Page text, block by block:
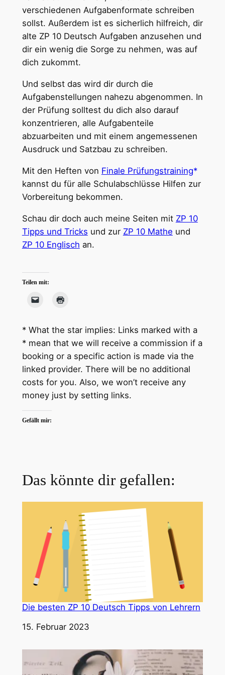
verschiedenen Aufgabenformate schreiben
sollst. Außerdem ist es sicherlich hilfreich, dir
alte ZP 10 Deutsch Aufgaben anzusehen und
dir ein wenig die Sorge zu nehmen, was auf
dich zukommt.
Und selbst das wird dir durch die
Aufgabenstellungen nahezu abgenommen. In
der Prüfung solltest du dich also darauf
konzentrieren, alle Aufgabenteile
abzuarbeiten und mit einem angemessenen
Ausdruck und Satzbau zu schreiben.
Mit den Heften von Finale Prüfungstraining
kannst du für alle Schulabschlüsse Hilfen zur
Vorbereitung bekommen.
Schau dir doch auch meine Seiten mit ZP 10
Tipps und Tricks und zur ZP 10 Mathe und
ZP 10 Englisch an.
Teilen mit:
* What the star implies: Links marked with a
* mean that we will receive a commission if a
booking or a specific action is made via the
linked provider. There will be no additional
costs for you. Also, we won’t receive any
money just by setting links.
Gefällt mir:
Das könnte dir gefallen:
Die besten ZP 10 Deutsch Tipps von Lehrern
Datum
15. Februar 2023